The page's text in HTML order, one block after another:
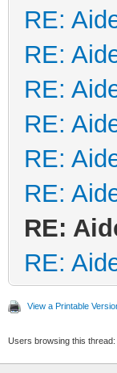
RE:
RE:
RE:
RE:
RE:
RE:
RE:
RE:
View a Printable
Users browsing this